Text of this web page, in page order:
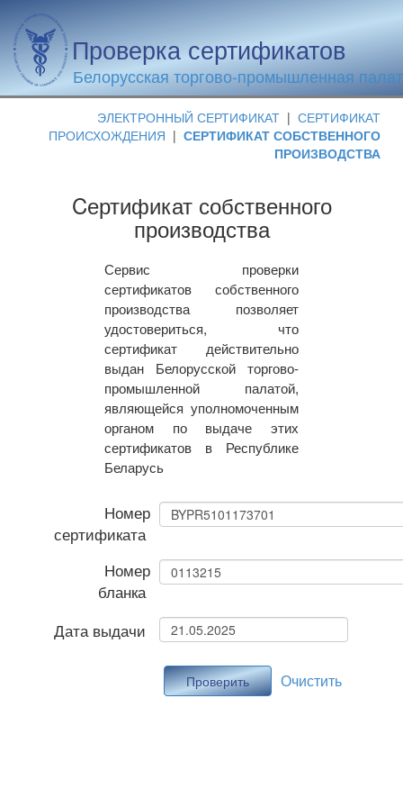
Проверка сертификатов
Белорусская торгово-промышленная
ЭЛЕКТРОННЫЙ СЕРТИФИКАТ | СЕРТИФИКАТ
ПРОИСХОЖДЕНИЯ | СЕРТИФИКАТ СОБСТВЕННОГО
ПРОИЗВОДСТВА
Cертификат собственного
производства
Сервис проверки
сертификатов собственного
производства позволяет
удостовериться, что
сертификат действительно
выдан Белорусской торгово-
промышленной палатой,
являющейся уполномоченным
органом по выдаче этих
сертификатов в Республике
Беларусь
Номер
сертификата
Номер
бланка
Дата выдачи
Проверить Очистить